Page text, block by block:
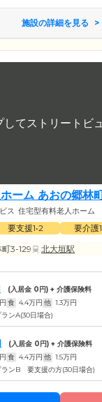
施設の詳細を見る
ーム あおの郷林
ス 住宅型有料老人ホーム
要支援1•2 要介護
3-129
北大垣駅
(入居金 0円) + 介護保険料
食 4.4万円 他 1.3万円
ンA(30日場合)
(入居金 0円) + 介護保険料
食 4.4万円 他 1.5万円
ランB 要支援の方(30日場合)